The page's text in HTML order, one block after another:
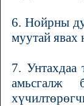
6. Нойрны
муутай явах
7. Унтахдаа
амьсгалж